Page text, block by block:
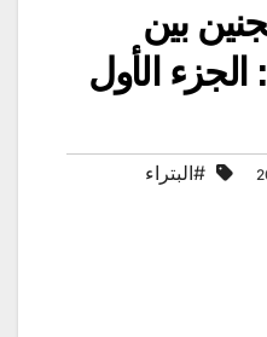
بين
الجزء الأول
#البتراء